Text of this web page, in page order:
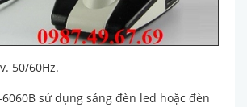
50/60Hz.
sử dụng sáng đèn led hoặc đèn